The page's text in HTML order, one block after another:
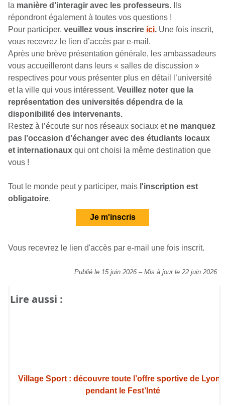
la manière d’interagir avec les professeurs. Ils
répondront également à toutes vos questions !
Pour participer, veuillez vous inscrire ici. Une fois inscrit,
vous recevrez le lien d’accès par e-mail.
Après une brève présentation générale, les ambassadeurs
vous accueilleront dans leurs « salles de discussion »
respectives pour vous présenter plus en détail l’université
et la ville qui vous intéressent. Veuillez noter que la
représentation des universités dépendra de la
disponibilité des intervenants.
Restez à l’écoute sur nos réseaux sociaux et ne manquez
pas l’occasion d’échanger avec des étudiants locaux
et internationaux qui ont choisi la même destination que
vous !
Tout le monde peut y participer, mais l'inscription est
obligatoire.
Je m'inscris
Vous recevrez le lien d'accès par e-mail une fois inscrit.
Publié le 15 juin 2026 – Mis à jour le 22 juin 2026
Lire aussi :
Village Sport : découvre toute l’offre sportive de Lyon
pendant le Fest’Inté